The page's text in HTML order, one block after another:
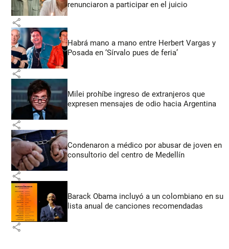
renunciaron a participar en el juicio
share
Habrá mano a mano entre Herbert Vargas y
Posada en ‘Sírvalo pues de feria’
share
Milei prohíbe ingreso de extranjeros que
expresen mensajes de odio hacia Argentina
share
Condenaron a médico por abusar de joven en
consultorio del centro de Medellín
share
Barack Obama incluyó a un colombiano en su
lista anual de canciones recomendadas
share